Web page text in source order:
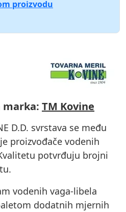
proizvodu
marka: TM Kovine
D.D. svrstava se među
proizvođače vodenih
potvrđuju brojni
vodenih vaga-libela
dodatnih mjernih